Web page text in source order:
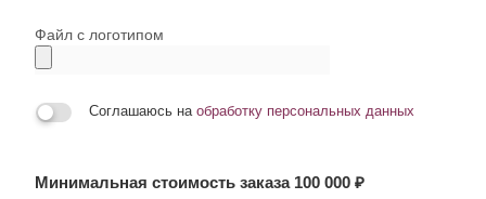
Файл с логотипом
Соглашаюсь на обработку персональных данных
Минимальная стоимость заказа 100 000 ₽